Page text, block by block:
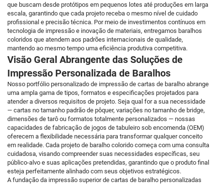
que buscam desde protótipos em pequenos lotes até produções em larga
escala, garantindo que cada projeto receba o mesmo nível de cuidado
profissional e precisão técnica. Por meio de investimentos contínuos em
tecnologia de impressão e inovação de materiais, entregamos baralhos
coloridos que atendem aos padrões internacionais de qualidade,
mantendo ao mesmo tempo uma eficiência produtiva competitiva.
Visão Geral Abrangente das Soluções de
Impressão Personalizada de Baralhos
Nosso portfólio personalizado de impressão de cartas de baralho abrange
uma ampla gama de tipos, formatos e especificações projetados para
atender a diversos requisitos de projeto. Seja qual for a sua necessidade
— cartas no tamanho padrão de pôquer, variações no tamanho de bridge,
dimensões de tarô ou formatos totalmente personalizados — nossas
capacidades de fabricação de jogos de tabuleiro sob encomenda (OEM)
oferecem a flexibilidade necessária para transformar qualquer conceito
em realidade. Cada projeto de baralho colorido começa com uma consulta
cuidadosa, visando compreender suas necessidades específicas, seu
público-alvo e suas aplicações pretendidas, garantindo que o produto final
esteja perfeitamente alinhado com seus objetivos estratégicos.
A fundação da impressão superior de cartas de baralho personalizadas